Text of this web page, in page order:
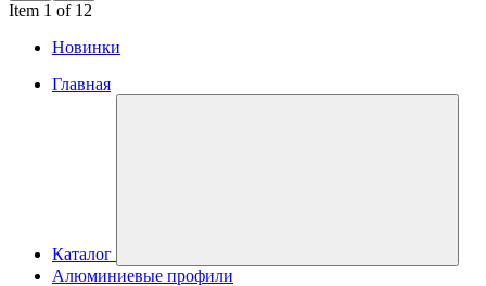
Item 1 of 12
Новинки
Главная
Каталог
Алюминиевые профили